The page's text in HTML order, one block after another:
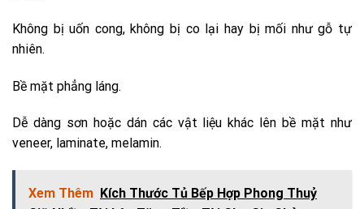
Không bị uốn cong, không bị co lại hay bị mối như gỗ tự
nhiên.
Bề mặt phẳng láng.
Dễ dàng sơn hoặc dán các vật liệu khác lên bề mặt như
veneer, laminate, melamin.
Xem Thêm Kích Thước Tủ Bếp Hợp Phong Thuỷ